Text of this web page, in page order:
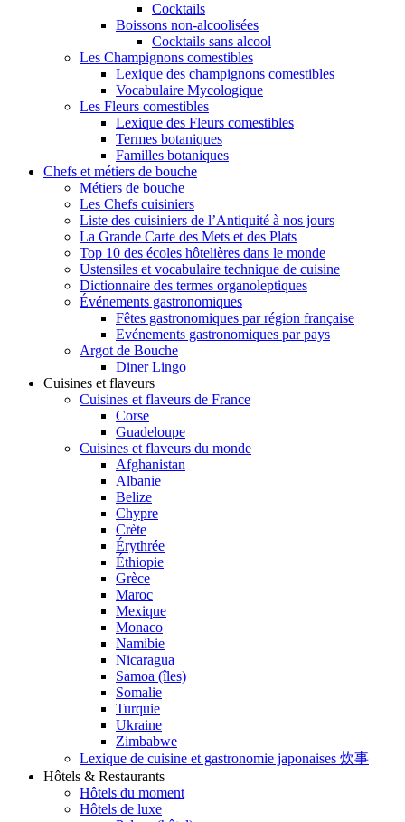
Cocktails
Boissons non-alcoolisées
Cocktails sans alcool
Les Champignons comestibles
Lexique des champignons comestibles
Vocabulaire Mycologique
Les Fleurs comestibles
Lexique des Fleurs comestibles
Termes botaniques
Familles botaniques
Chefs et métiers de bouche
Métiers de bouche
Les Chefs cuisiniers
Liste des cuisiniers de l’Antiquité à nos jours
La Grande Carte des Mets et des Plats
Top 10 des écoles hôtelières dans le monde
Ustensiles et vocabulaire technique de cuisine
Dictionnaire des termes organoleptiques
Événements gastronomiques
Fêtes gastronomiques par région française
Evénements gastronomiques par pays
Argot de Bouche
Diner Lingo
Cuisines et flaveurs
Cuisines et flaveurs de France
Corse
Guadeloupe
Cuisines et flaveurs du monde
Afghanistan
Albanie
Belize
Chypre
Crète
Érythrée
Éthiopie
Grèce
Maroc
Mexique
Monaco
Namibie
Nicaragua
Samoa (îles)
Somalie
Turquie
Ukraine
Zimbabwe
Lexique de cuisine et gastronomie japonaises 炊事
Hôtels & Restaurants
Hôtels du moment
Hôtels de luxe